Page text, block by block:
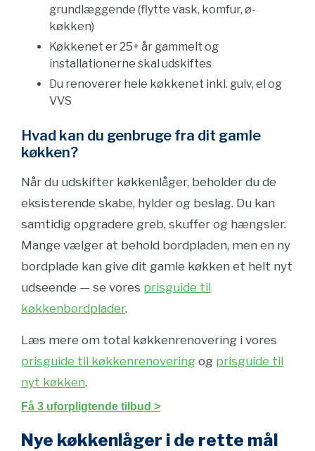
grundlæggende (flytte vask, komfur, ø-
køkken)
Køkkenet er 25+ år gammelt og
installationerne skal udskiftes
Du renoverer hele køkkenet inkl. gulv, el og
VVS
Hvad kan du genbruge fra dit gamle
køkken?
Når du udskifter køkkenlåger, beholder du de
eksisterende skabe, hylder og beslag. Du kan
samtidig opgradere greb, skuffer og hængsler.
Mange vælger at behold bordpladen, men en ny
bordplade kan give dit gamle køkken et helt nyt
udseende — se vores prisguide til
køkkenbordplader.
Læs mere om total køkkenrenovering i vores
prisguide til køkkenrenovering og prisguide til
nyt køkken.
Få 3 uforpligtende tilbud >
Nye køkkenlåger i de rette mål